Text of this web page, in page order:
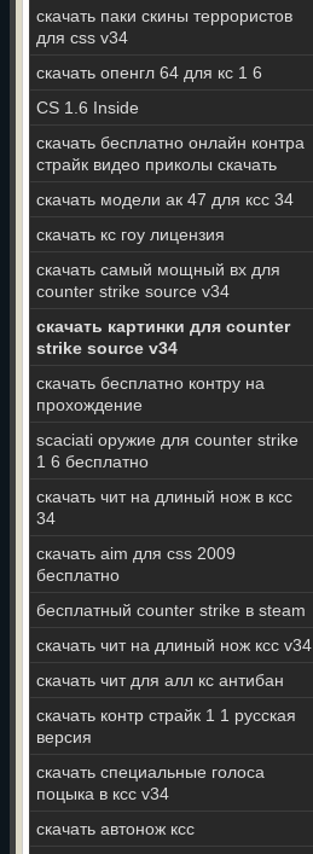
скачать паки скины террористов
для css v34
скачать опенгл 64 для кс 1 6
CS 1.6 Inside
скачать бесплатно онлайн контра
страйк видео приколы скачать
скачать модели ак 47 для ксс 34
скачать кс гоу лицензия
скачать самый мощный вх для
counter strike source v34
скачать картинки для counter
strike source v34
скачать бесплатно контру на
прохождение
scaciati оружие для counter strike
1 6 бесплатно
скачать чит на длиный нож в ксс
34
скачать aim для css 2009
бесплатно
бесплатный counter strike в steam
скачать чит на длиный нож ксс v34
скачать чит для алл кс антибан
скачать контр страйк 1 1 русская
версия
скачать специальные голоса
поцыка в ксс v34
скачать автонож ксс